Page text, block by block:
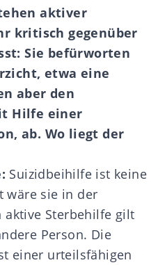
aktiver
kritisch gegenüber
Sie befürworten
etwa eine
aber den
Hilfe einer
ab. Wo liegt der
Suizidbeihilfe ist keine
wäre sie in der
aktive Sterbehilfe gilt
Person. Die
einer urteilsfähigen